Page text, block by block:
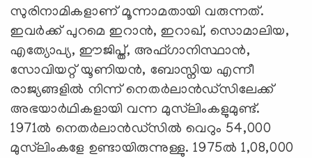
സുരിനാമികളാണ് മൂന്നാമതായി വരുന്നത്.
ഇവർക്ക് പുറമെ ഇറാൻ, ഇറാഖ്, സൊമാലിയ,
എത്യോപ്യ, ഈജിപ്ത്, അഫ്‌ഗാനിസ്ഥാൻ,
സോവിയറ്റ് യൂണിയൻ, ബോസ്നിയ എന്നീ
രാജ്യങ്ങളിൽ നിന്ന് നെതർലാൻഡ്‌സിലേക്ക്
അഭയാർഥികളായി വന്ന മുസ്‍ലിംകളുമുണ്ട്.
1971ൽ നെതർലാൻഡ്‌സിൽ വെറും 54,000
മുസ്‍ലിംകളേ ഉണ്ടായിരുന്നുള്ളു. 1975ൽ 1,08,000